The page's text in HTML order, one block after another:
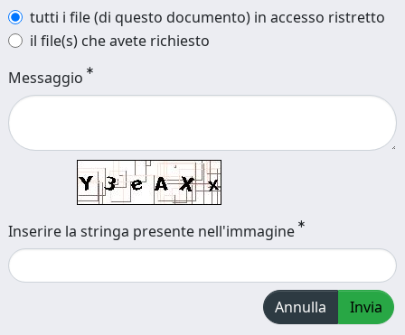
tutti i file (di questo documento) in accesso ristretto
il file(s) che avete richiesto
Messaggio
Inserire la stringa presente nell'immagine
Annulla Invia